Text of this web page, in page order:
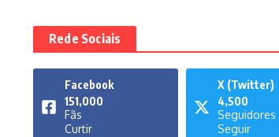
Rede Sociais
Facebook
151,000
Fãs
Curtir
X (Twitter)
4,500
Seguidores
Seguir